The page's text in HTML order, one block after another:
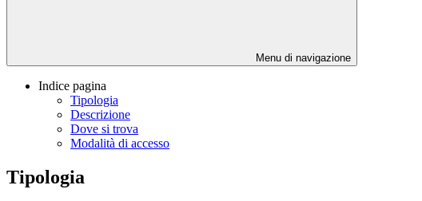
Menu di navigazione
Indice pagina
Tipologia
Descrizione
Dove si trova
Modalità di accesso
Tipologia